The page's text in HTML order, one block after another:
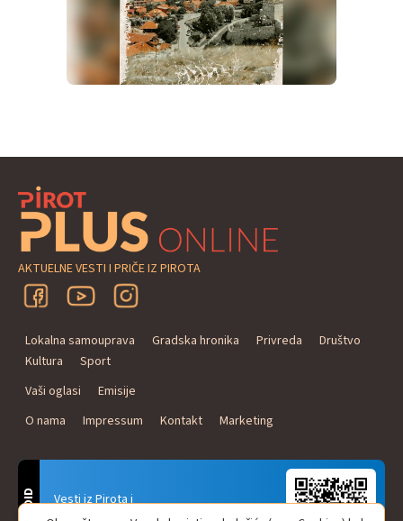
AKTUELNE VESTI I PRIČE IZ PIROTA
Lokalna samouprava Gradska hronika Privreda
Društvo
Kultura
Sport
Vaši oglasi
Emisije
O nama
Impressum Kontakt Marketing
Vesti iz Pirota i
Naxi Plus Radio